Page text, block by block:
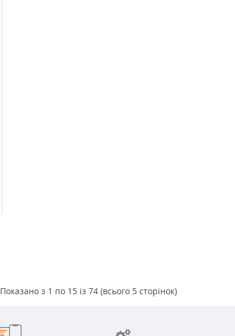
Показано з 1 по 15 із 74 (всього 5 сторінок)